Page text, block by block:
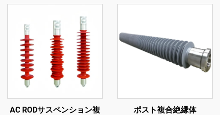
AC RODサスペンション複
ポスト複合絶縁体